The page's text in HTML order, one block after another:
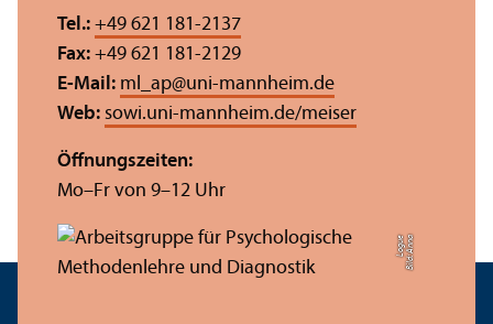
Bil
d:
A
n
n
a
L
o
g
u
e
Tel.: +49 621 181-2137
Fax: +49 621 181-2129
E-Mail: ml_ap@uni-mannheim.de
Web: sowi.uni-mannheim.de/meiser
Öffnungs­zeiten:
Mo–Fr von 9–12 Uhr